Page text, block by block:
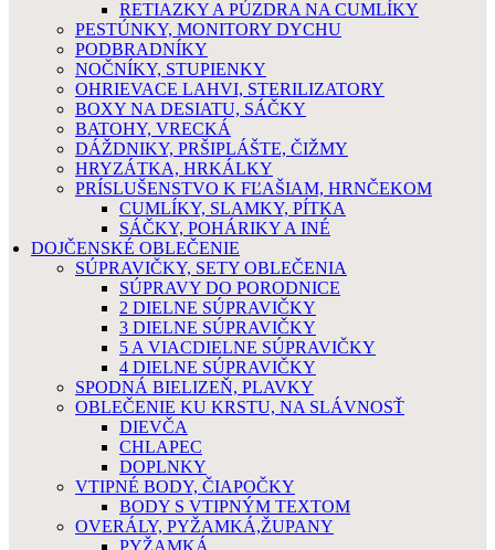
RETIAZKY A PÚZDRA NA CUMLÍKY
PESTÚNKY, MONITORY DYCHU
PODBRADNÍKY
NOČNÍKY, STUPIENKY
OHRIEVACE LAHVI, STERILIZATORY
BOXY NA DESIATU, SÁČKY
BATOHY, VRECKÁ
DÁŽDNIKY, PRŠIPLÁŠTE, ČIŽMY
HRYZÁTKA, HRKÁLKY
PRÍSLUŠENSTVO K FĽAŠIAM, HRNČEKOM
CUMLÍKY, SLAMKY, PÍTKA
SÁČKY, POHÁRIKY A INÉ
DOJČENSKÉ OBLEČENIE
SÚPRAVIČKY, SETY OBLEČENIA
SÚPRAVY DO PORODNICE
2 DIELNE SÚPRAVIČKY
3 DIELNE SÚPRAVIČKY
5 A VIACDIELNE SÚPRAVIČKY
4 DIELNE SÚPRAVIČKY
SPODNÁ BIELIZEŇ, PLAVKY
OBLEČENIE KU KRSTU, NA SLÁVNOSŤ
DIEVČA
CHLAPEC
DOPLNKY
VTIPNÉ BODY, ČIAPOČKY
BODY S VTIPNÝM TEXTOM
OVERÁLY, PYŽAMKÁ,ŽUPANY
PYŽAMKÁ